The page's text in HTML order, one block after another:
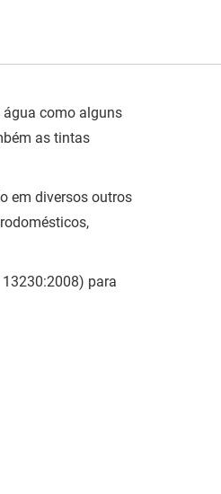
água como alguns
as tintas
em diversos outros
para